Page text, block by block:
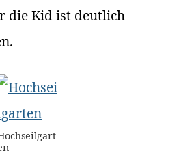
die Kid ist deutlich